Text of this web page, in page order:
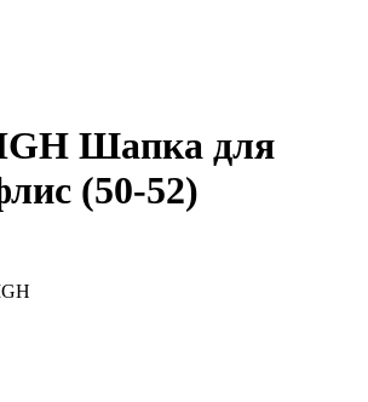
Шапка для
(50-52)